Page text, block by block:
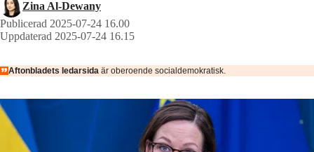
Zina Al-Dewany
Publicerad 2025-07-24 16.00
Uppdaterad 2025-07-24 16.15
Aftonbladets ledarsida är oberoende socialdemokratisk.